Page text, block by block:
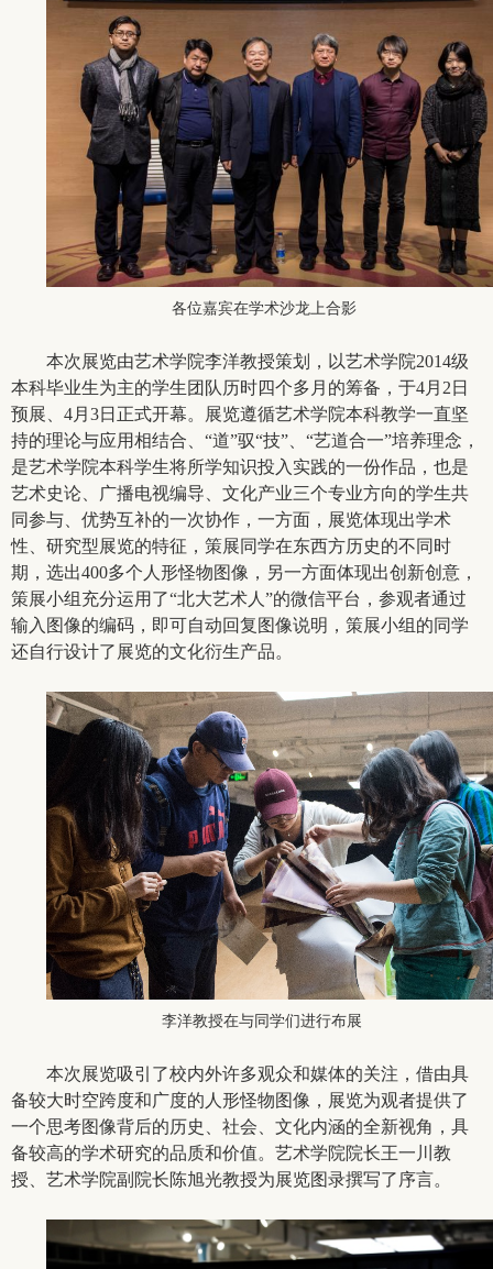
各位嘉宾在学术沙龙上合影
本次展览由艺术学院李洋教授策划，以艺术学院2014级
本科毕业生为主的学生团队历时四个多月的筹备，于4月2日
预展、4月3日正式开幕。展览遵循艺术学院本科教学一直坚
持的理论与应用相结合、“道”驭“技”、“艺道合一”培养理念，
是艺术学院本科学生将所学知识投入实践的一份作品，也是
艺术史论、广播电视编导、文化产业三个专业方向的学生共
同参与、优势互补的一次协作，一方面，展览体现出学术
性、研究型展览的特征，策展同学在东西方历史的不同时
期，选出400多个人形怪物图像，另一方面体现出创新创意，
策展小组充分运用了“北大艺术人”的微信平台，参观者通过
输入图像的编码，即可自动回复图像说明，策展小组的同学
还自行设计了展览的文化衍生产品。
李洋教授在与同学们进行布展
本次展览吸引了校内外许多观众和媒体的关注，借由具
备较大时空跨度和广度的人形怪物图像，展览为观者提供了
一个思考图像背后的历史、社会、文化内涵的全新视角，具
备较高的学术研究的品质和价值。艺术学院院长王一川教
授、艺术学院副院长陈旭光教授为展览图录撰写了序言。